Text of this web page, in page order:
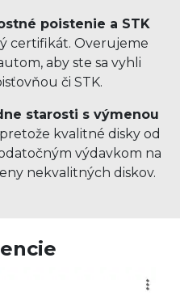
poistenie a STK
certifikát. Overujeme
aby ste sa vyhli
či STK.
starosti s výmenou
kvalitné disky od
výdavkom na
nekvalitných diskov.